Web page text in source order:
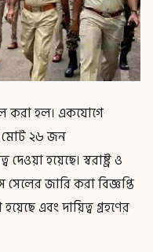
করা হল। একযোগে
মোট ২৬ জন
হয়েছে। স্বরাষ্ট্র ও
জারি করা বিজ্ঞপ্তি
এবং দায়িত্ব গ্রহণের